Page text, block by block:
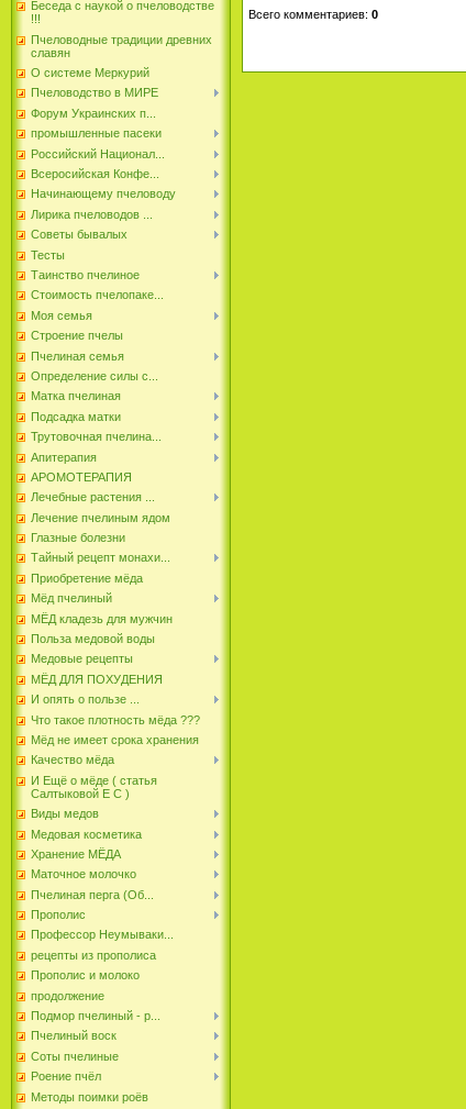
Беседа с наукой о пчеловодстве
!!!
Пчеловодные традиции древних
славян
О системе Меркурий
Пчеловодство в МИРЕ
Форум Украинских п...
промышленные пасеки
Российский Национал...
Всеросийская Конфе...
Начинающему пчеловоду
Лирика пчеловодов ...
Советы бывалых
Тесты
Таинство пчелиное
Стоимость пчелопаке...
Моя семья
Строение пчелы
Пчелиная семья
Определение силы с...
Матка пчелиная
Подсадка матки
Трутовочная пчелина...
Апитерапия
АРОМОТЕРАПИЯ
Лечебные растения ...
Лечение пчелиным ядом
Глазные болезни
Тайный рецепт монахи...
Приобретение мёда
Мёд пчелиный
МЁД кладезь для мужчин
Польза медовой воды
Медовые рецепты
МЁД ДЛЯ ПОХУДЕНИЯ
И опять о пользе ...
Что такое плотность мёда ???
Мёд не имеет срока хранения
Качество мёда
И Ещё о мёде ( статья
Салтыковой Е С )
Виды медов
Медовая косметика
Хранение МЁДА
Маточное молочко
Пчелиная перга (Об...
Прополис
Профессор Неумываки...
рецепты из прополиса
Прополис и молоко
продолжение
Подмор пчелиный - р...
Пчелиный воск
Соты пчелиные
Роение пчёл
Методы поимки роёв
Всего комментариев: 0